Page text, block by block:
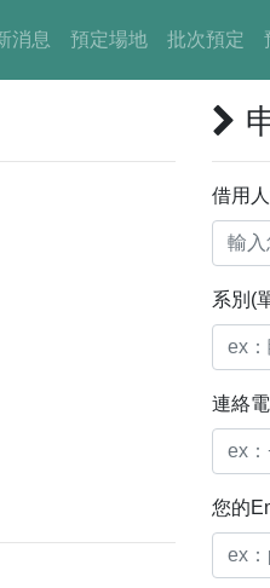
消息 預定場地 批次預定
借用
系別(
連絡
您的